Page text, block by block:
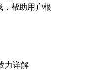
，帮助用户根
力详解